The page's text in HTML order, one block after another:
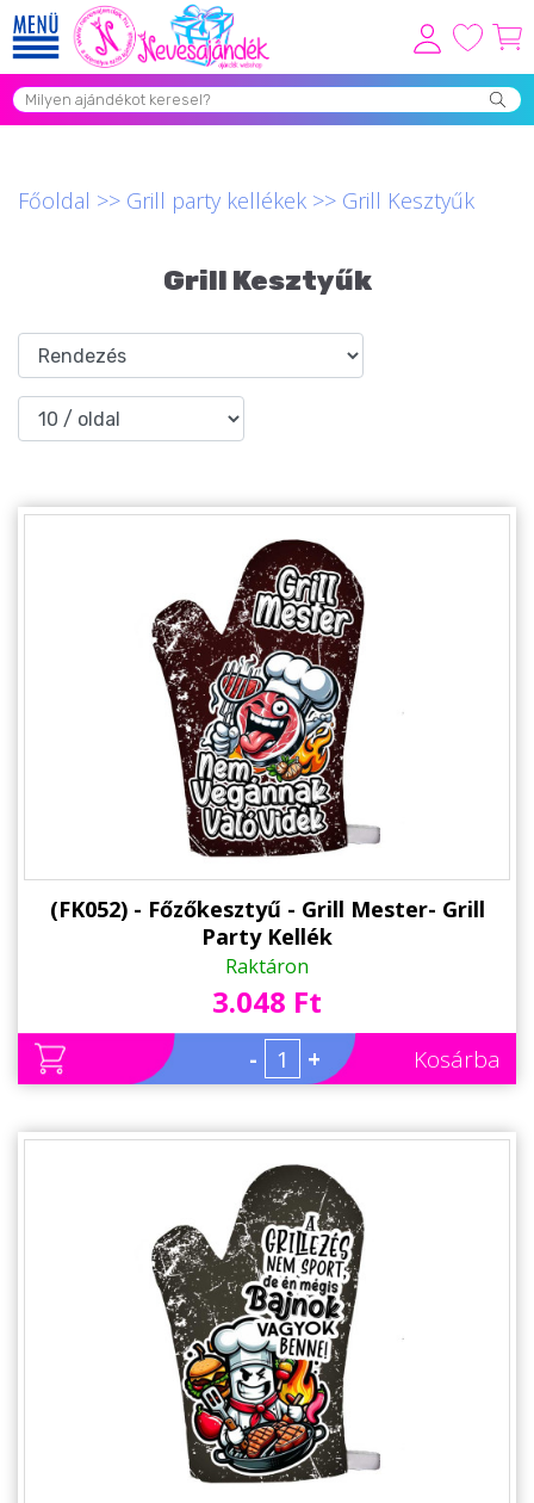
Viszonteladóknak
Összes Ajándék Kategória ⭐
Vicces Pólók
Szerelmes Ajándékok ❤
Budapest Ajándéktárgyak
Ajándék Ötletek Férfiaknak
Ajándék Nőknek
Ajándék Gyerekeknek
Barátnak/Barátnőnek
Névnapi ajándékok
Sport/Hobbi szerint
Állatos ajándéktárgyak
Főoldal >> Grill party kellékek >> Grill Kesztyűk
Grill Kesztyűk
(FK052) - Főzőkesztyű - Grill Mester- Grill
Party Kellék
Raktáron
3.048 Ft
- + Kosárba